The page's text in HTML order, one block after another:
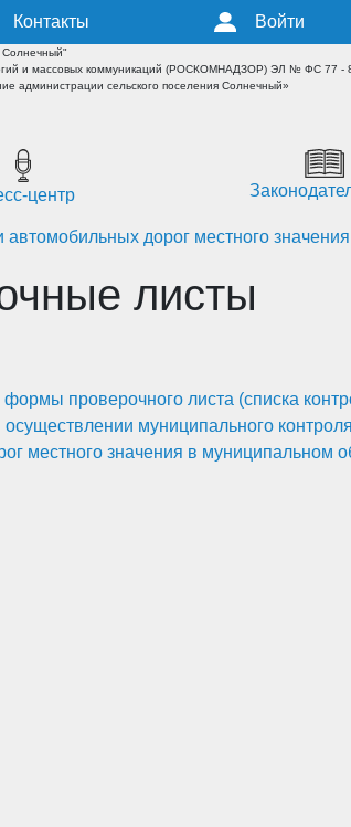
Контакты Войти
Солнечный"
и массовых коммуникаций (РОСКОМНАДЗОР) ЭЛ № ФС 77 -
администрации сельского поселения Солнечный»
центр
дорог местного значения
листы
проверочного листа (списка
муниципального
местного значения в муниципальном